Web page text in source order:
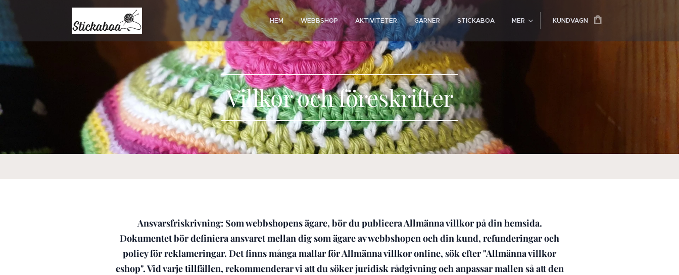
HEM WEBBSHOP AKTIVITETER GARNER STICKABOA MER KUNDVAGN
Villkor och föreskrifter
Ansvarsfriskrivning: Som webbshopens ägare, bör du publicera Allmänna villkor på din hemsida.
Dokumentet bör definiera ansvaret mellan dig som ägare av webbshopen och din kund, refunderingar och
policy för reklameringar. Det finns många mallar för Allmänna villkor online, sök efter "Allmänna villkor
eshop". Vid varje tillfällen, rekommenderar vi att du söker juridisk rådgivning och anpassar mallen så att den